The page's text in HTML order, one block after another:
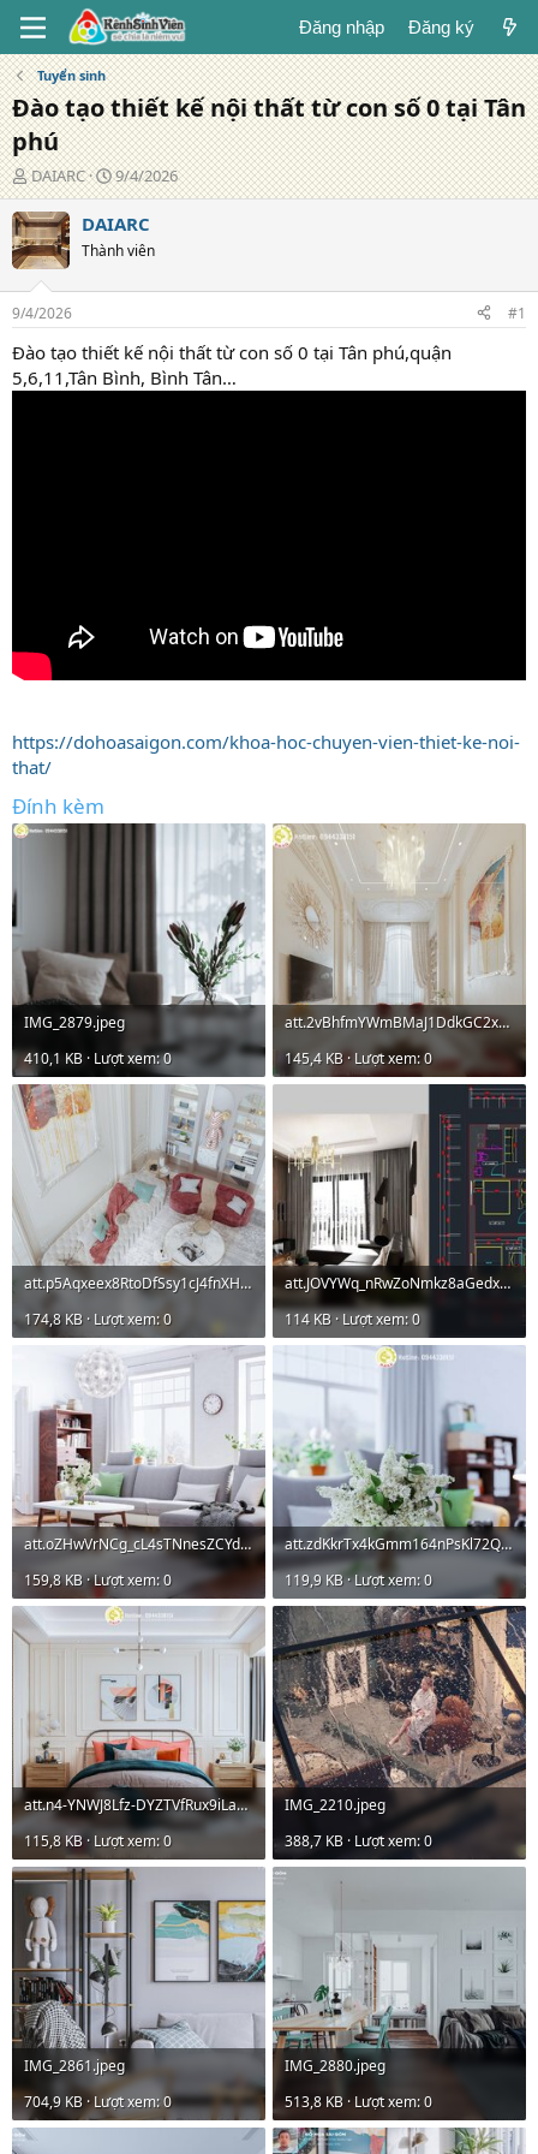
Đăng nhập Đăng ký
Tuyển sinh
Đào tạo thiết kế nội thất từ con số 0 tại Tân
phú
T
á
c
g
i
ả
DAIARC
N
g
à
y
đ
g
9/4/2026
DAIARC
Thành viên
9/4/2026 #1
Đào tạo thiết kế nội thất từ con số 0 tại Tân phú,quận
5,6,11,Tân Bình, Bình Tân…
https://dohoasaigon.com/khoa-hoc-chuyen-vien-thiet-ke-noi-
that/
Đính kèm
IMG_2879.jpeg
410,1 KB · Lượt xem: 0
att.2vBhfmYWmBMaJ1DdkGC2x_R-UTpaoyIi6EMpyRF5-mU.jpeg
145,4 KB · Lượt xem: 0
att.p5Aqxeex8RtoDfSsy1cJ4fnXHKzurP8zRwYM8VMjazE.jpeg
174,8 KB · Lượt xem: 0
att.JOVYWq_nRwZoNmkz8aGedxPyRbIKwU_VdKkBUePEBS8.jpeg
114 KB · Lượt xem: 0
att.oZHwVrNCg_cL4sTNnesZCYdQGhOHGAqw-QClIymOoV4.jpeg
159,8 KB · Lượt xem: 0
att.zdKkrTx4kGmm164nPsKl72QoYRy8RT7l3mGSrS8NGR4.jpeg
119,9 KB · Lượt xem: 0
att.n4-YNWJ8Lfz-DYZTVfRux9iLaKIg9Qo8CRs1oi6HnYE.jpeg
115,8 KB · Lượt xem: 0
IMG_2210.jpeg
388,7 KB · Lượt xem: 0
IMG_2861.jpeg
704,9 KB · Lượt xem: 0
IMG_2880.jpeg
513,8 KB · Lượt xem: 0